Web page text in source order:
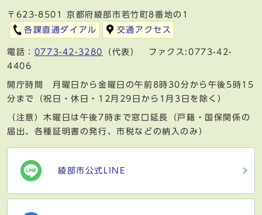
〒623-8501 京都府綾部市若竹町8番地の1
各課直通ダイアル
交通アクセス
電話： 0773-42-3280
（代表） ファクス:0773-42-
4406
開庁時間 月曜日から金曜日の午前8時30分から午後5時15
分まで（祝日・休日・12月29日から1月3日を除く）
（注意）木曜日は午後7時まで窓口延長（戸籍・国保関係の
届出、各種証明書の発行、市税などの納入のみ）
綾部市公式LINE